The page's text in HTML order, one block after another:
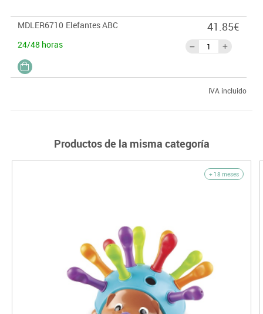
letras. Incluye un cubo práctico para guardarlos. Set de 26
elefantes de colores.
MDLER6710 Elefantes ABC
24/48 horas
41.85€
IVA incluido
Productos de la misma categoría
+ 18 meses